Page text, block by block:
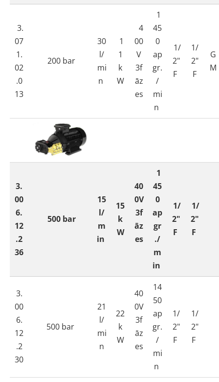
3.
07
1.
02
.0
13
200 bar
30
l/
mi
n
1
1
k
W
4
00
V
3f
āz
es
1
45
0
ap
gr.
/
mi
n
1/
2"
F
1/
2"
F
G
M
3.
00
6.
12
.2
36
500 bar
15
l/
m
in
15
k
W
40
0V
3f
āz
es
1
45
0
ap
gr
./
m
in
1/
2"
F
1/
2"
F
3.
00
6.
12
.2
30
500 bar
21
l/
mi
n
22
k
W
40
0V
3f
āz
es
14
50
ap
gr.
/
mi
n
1/
2"
F
1/
2"
F